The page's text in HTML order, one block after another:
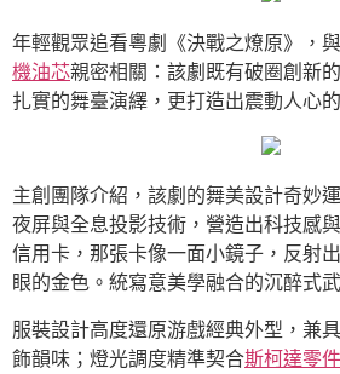
年輕觀眾追看粵劇《決戰之燎原》，
機油芯親密相關：該劇既有破圈創新
扎實的舞臺演繹，更打造出震動人心
主創團隊介紹，該劇的舞美設計奇妙
夜屏與全息投影技術，營造出科技感
信用卡，那張卡像一面小鏡子，反射
眼的金色。統寫意美學融合的沉醉式
服裝設計高度還原游戲經典外型，兼
飾韻味；燈光調度精準契合斯柯達零件